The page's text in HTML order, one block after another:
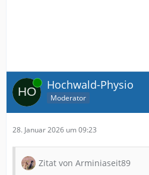
Online Hochwald-Physio
Moderator
28. Januar 2026 um 09:23
Zitat von Arminiaseit89